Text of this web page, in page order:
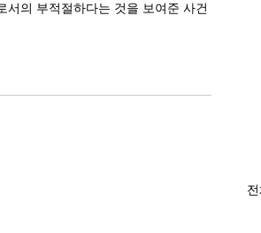
의 부적절하다는 것을 보여준 사건